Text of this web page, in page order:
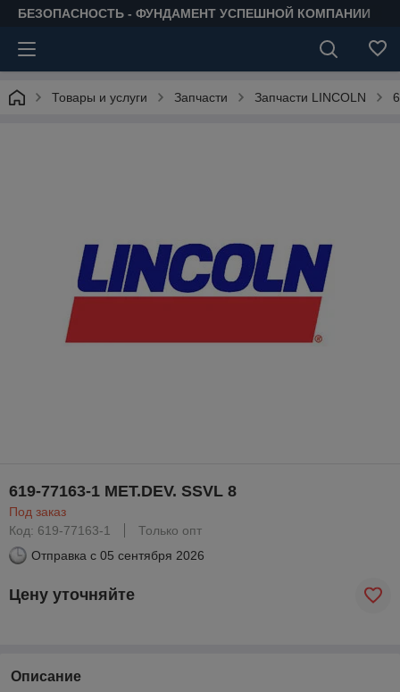
БЕЗОПАСНОСТЬ - ФУНДАМЕНТ УСПЕШНОЙ КОМПАНИИ
Товары и услуги Запчасти Запчасти LINCOLN
619-77163-1 MET.DEV. SSVL 8
Под заказ
Код: 619-77163-1
Только опт
Отправка с 05 сентября 2026
Цену уточняйте
Описание